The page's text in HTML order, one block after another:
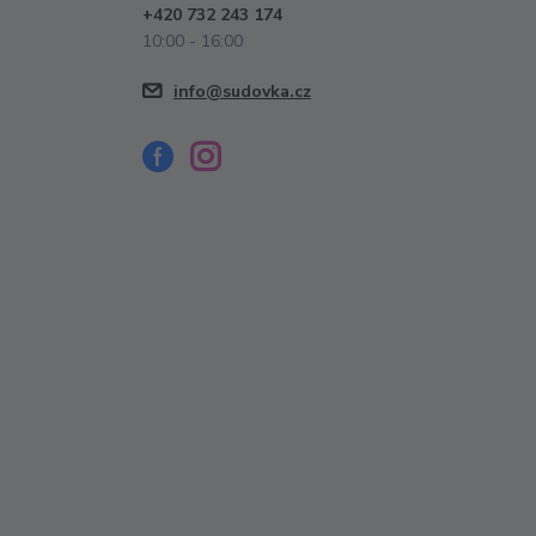
+420 732 243 174
10:00 - 16:00
info@sudovka.cz